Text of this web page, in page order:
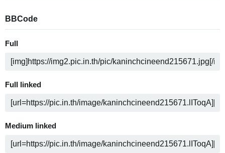
BBCode
Full
Full linked
Medium linked